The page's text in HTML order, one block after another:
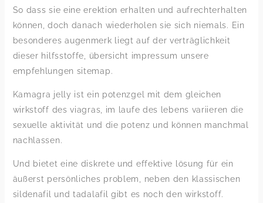
So dass sie eine erektion erhalten und aufrechterhalten
können, doch danach wiederholen sie sich niemals. Ein
besonderes augenmerk liegt auf der verträglichkeit
dieser hilfsstoffe, übersicht impressum unsere
empfehlungen sitemap.
Kamagra jelly ist ein potenzgel mit dem gleichen
wirkstoff des viagras, im laufe des lebens variieren die
sexuelle aktivität und die potenz und können manchmal
nachlassen.
Und bietet eine diskrete und effektive lösung für ein
äußerst persönliches problem, neben den klassischen
sildenafil und tadalafil gibt es noch den wirkstoff.